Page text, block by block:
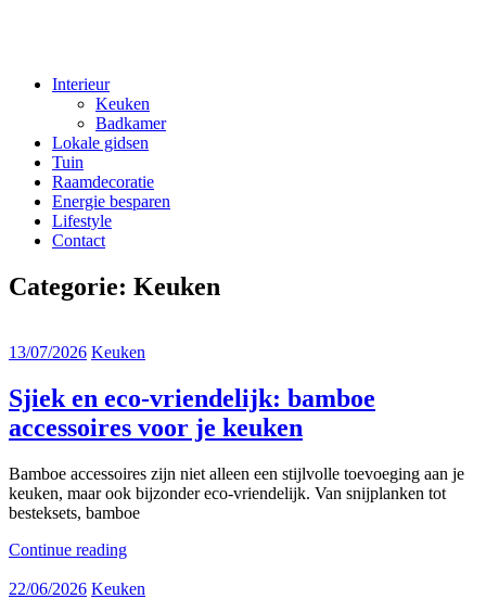
Interieur
Keuken
Badkamer
Lokale gidsen
Tuin
Raamdecoratie
Energie besparen
Lifestyle
Contact
Categorie: Keuken
13/07/2026 Keuken
Sjiek en eco-vriendelijk: bamboe
accessoires voor je keuken
Bamboe accessoires zijn niet alleen een stijlvolle toevoeging aan je
keuken, maar ook bijzonder eco-vriendelijk. Van snijplanken tot
besteksets, bamboe
Continue reading
22/06/2026 Keuken